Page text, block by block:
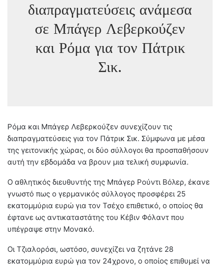
διαπραγματεύσεις ανάμεσα
σε Μπάγερ Λεβερκούζεν
και Ρόμα για τον Πάτρικ
Σικ.
Ρόμα και Μπάγερ Λεβερκούζεν συνεχίζουν τις
διαπραγματεύσεις για τον Πάτρικ Σικ. Σύμφωνα με μέσα
της γειτονικής χώρας, οι δύο σύλλογοι θα προσπαθήσουν
αυτή την εβδομάδα να βρουν μια τελική συμφωνία.
Ο αθλητικός διευθυντής της Μπάγερ Ρούντι Βόλερ, έκανε
γνωστό πως ο γερμανικός σύλλογος προσφέρει 25
εκατομμύρια ευρώ για τον Τσέχο επιθετικό, ο οποίος θα
έφτανε ως αντικαταστάτης του Κέβιν Φόλαντ που
υπέγραψε στην Μονακό.
Οι Τζιαλορόσι, ωστόσο, συνεχίζει να ζητάνε 28
εκατομμύρια ευρώ για τον 24χρονο, ο οποίος επιθυμεί να